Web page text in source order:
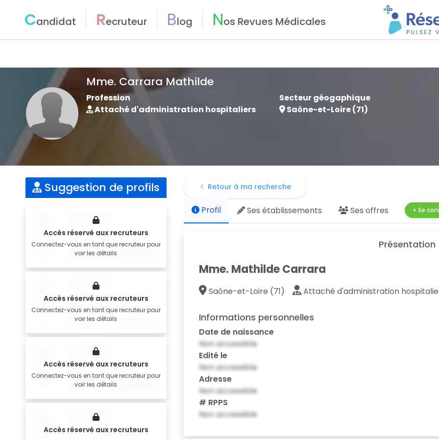
Candidat Recruteur Blog Nos Revues Médicales
Mme. Carrara Mathilde
Profession
Attaché d'administration hospitaliers
Secteur géogaphique
Saône-et-Loire (71)
Suggestion de profils
Accès réservé aux recruteurs
Connectez-vous en tant que recruteur pour
voir les détails
Accès réservé aux recruteurs
Connectez-vous en tant que recruteur pour
voir les détails
Accès réservé aux recruteurs
Connectez-vous en tant que recruteur pour
voir les détails
Accès réservé aux recruteurs
Retour à ma recherche
Profil Ses établissements Ses offres + Se
Présentation
Mme. Mathilde Carrara
Saône-et-Loire (71) Attaché d'administration
Informations personnelles
Date de naissance
Non accessible
Edité le
Non accessible
Adresse
Non accessible
# RPPS
Non accessible